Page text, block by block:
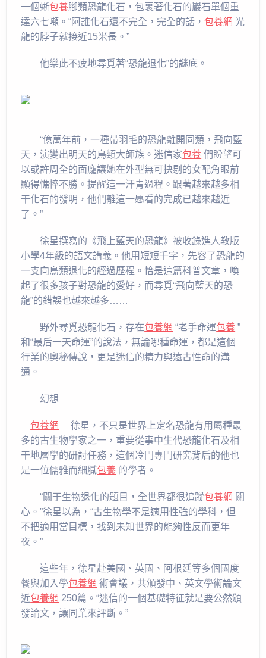
一個蜥包養腳類恐龍化石，包裹著化石的巖石單個重
達六七噸。“阿誰化石還不完全，完全的話，包養網 光
龍的脖子就接近15米長。”
他樂此不疲地尋覓著“恐龍退化”的謎底。
“億萬年前，一種帶羽毛的恐龍離開同類，飛向藍
天，演變出明天的鳥類大師族。迷信家包養 們盼望可
以或許周全的面龐讓她在外型無可抉剔的女配角眼前
顯得憔悴不勝。提醒這一汗青過程。跟著越來越多相
干化石的發明，他們離這一愿看的完成已越來越近
了。”
徐星撰寫的《飛上藍天的恐龍》被收錄進人教版
小學4年級的語文講義。他用短短千字，先容了恐龍的
一支向鳥類退化的經過歷程。恰是這篇科普文章，喚
起了很多孩子對恐龍的愛好，而尋覓“飛向藍天的恐
龍”的錯誤也越來越多……
野外尋覓恐龍化石，存在包養網 “老手命運包養 ”
和“最后一天命運”的說法，無論哪種命運，都是這個
行業的奧秘傳說，更是迷信的精力與遠古性命的溝
通。
幻想
包養網
徐星，不只是世界上定名恐龍有用屬種最
多的古生物學家之一，重要從事中生代恐龍化石及相
干地層學的研討任務，這個冷門專門研究背后的他也
是一位儒雅而細膩包養 的學者。
“關于生物退化的題目，全世界都很追蹤包養網 關
心。”徐星以為，“古生物學不是適用性強的學科，但
不把適用當目標，找到未知世界的能夠性反而更年
夜。”
這些年，徐星赴美國、英國、阿根廷等多個國度
餐與加入學包養網 術會議，共頒發中、英文學術論文
近包養網 250篇。“迷信的一個基礎特征就是要公然頒
發論文，讓同業來評斷。”